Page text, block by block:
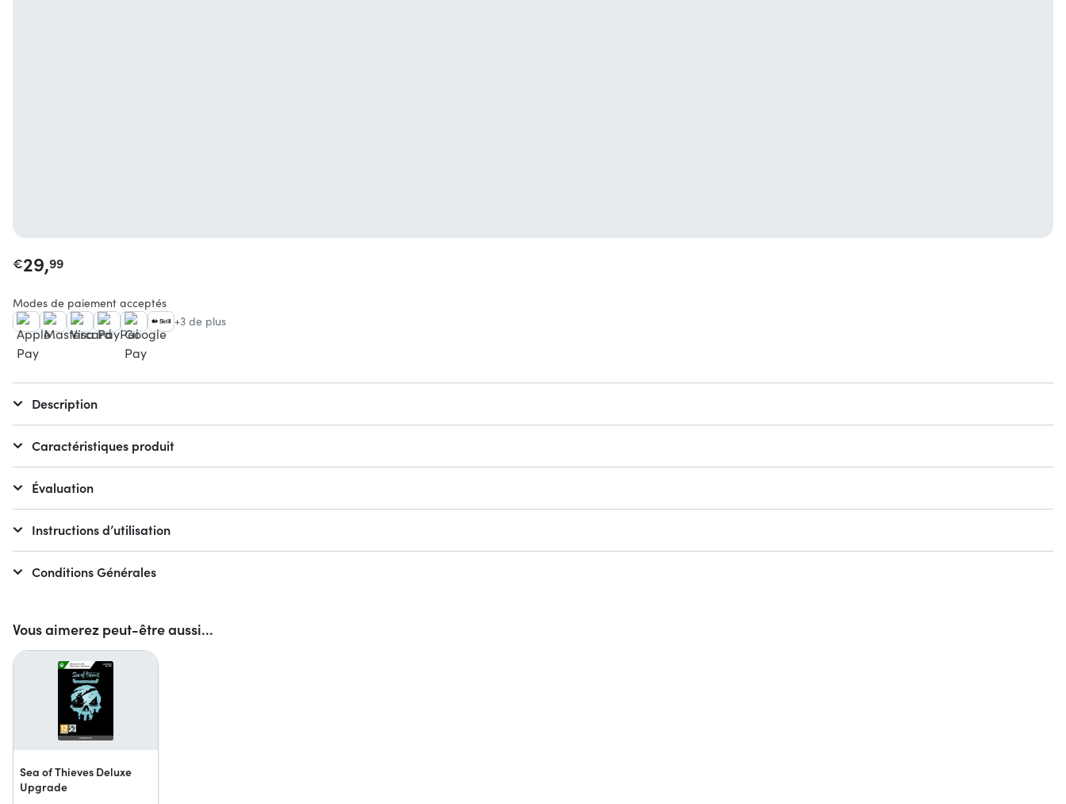
Vous aimerez peut-être aussi...
Sea of Thieves Deluxe
Upgrade
€29,99
Modes de paiement acceptés
+3 de plus
Description
Caractéristiques produit
Évaluation
Instructions d’utilisation
Conditions Générales